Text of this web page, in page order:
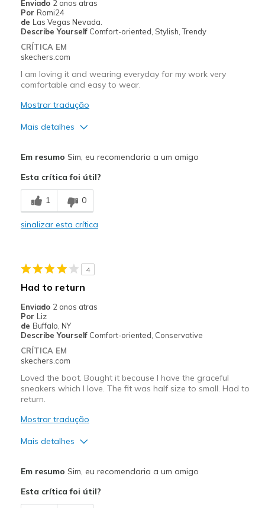
Travel
Sizing
Was this a gift?
Enviado 2 anos atras
Por Romi24
de Las Vegas Nevada.
Describe Yourself Comfort-oriented, Stylish, Trendy
CRÍTICA EM
skechers.com
I am loving it and wearing everyday for my work very
comfortable and easy to wear.
Mostrar tradução
Mais detalhes
Durable
Good Cushioning
Melhores utilizações
Cold Weather
Going Out
Wet Weather
Work
Width
Was this a gift?
Em resumo Sim, eu recomendaria a um amigo
Esta crítica foi útil?
1 0
sinalizar esta crítica
4
Had to return
Enviado 2 anos atras
Por Liz
de Buffalo, NY
Describe Yourself Comfort-oriented, Conservative
CRÍTICA EM
skechers.com
Loved the boot. Bought it because I have the graceful
sneakers which I love. The fit was half size to small. Had to
return.
Mostrar tradução
Mais detalhes
Good Cushioning
Em resumo Sim, eu recomendaria a um amigo
Esta crítica foi útil?